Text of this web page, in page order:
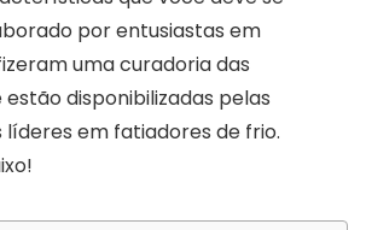
por entusiastas em
uma curadoria das
disponibilizadas pelas
em fatiadores de frio.